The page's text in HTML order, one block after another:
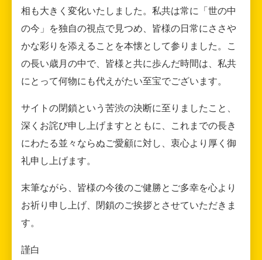
相も大きく変化いたしました。私共は常に「世の中
の今」を独自の視点で見つめ、皆様の日常にささや
かな彩りを添えることを本懐として参りました。こ
の長い歳月の中で、皆様と共に歩んだ時間は、私共
にとって何物にも代えがたい至宝でございます。
サイトの閉鎖という苦渋の決断に至りましたこと、
深くお詫び申し上げますとともに、これまでの長き
にわたる並々ならぬご愛顧に対し、衷心より厚く御
礼申し上げます。
末筆ながら、皆様の今後のご健勝とご多幸を心より
お祈り申し上げ、閉鎖のご挨拶とさせていただきま
す。
謹白